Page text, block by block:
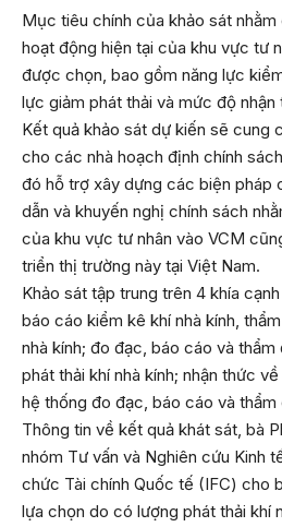
Mục tiêu chính của khảo sát
hoạt động hiện tại của khu vực tư
được chọn, bao gồm năng lực
lực giảm phát thải và mức độ
Kết quả khảo sát dự kiến sẽ cung
cho các nhà hoạch định chính
đó hỗ trợ xây dựng các biện pháp
dẫn và khuyến nghị chính sách
của khu vực tư nhân vào VCM
triển thị trường này tại Việt Nam.
Khảo sát tập trung trên 4 khía
báo cáo kiểm kê khí nhà kính,
nhà kính; đo đạc, báo cáo và
phát thải khí nhà kính; nhận thức
hệ thống đo đạc, báo cáo và thẩm
Thông tin về kết quả khát sát, bà
nhóm Tư vấn và Nghiên cứu Kinh
chức Tài chính Quốc tế (IFC) cho
lựa chọn do có lượng phát thải khí